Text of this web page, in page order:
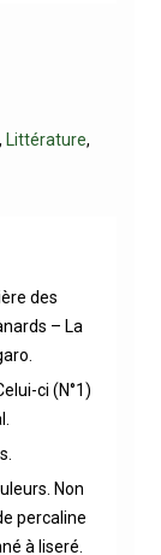
, Littérature,
des
– La
ci (N°1)
Non
percaline
à liseré.